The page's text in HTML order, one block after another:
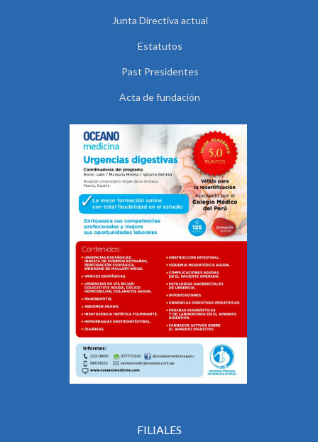
Junta Directiva actual
Estatutos
Past Presidentes
Acta de fundación
FILIALES